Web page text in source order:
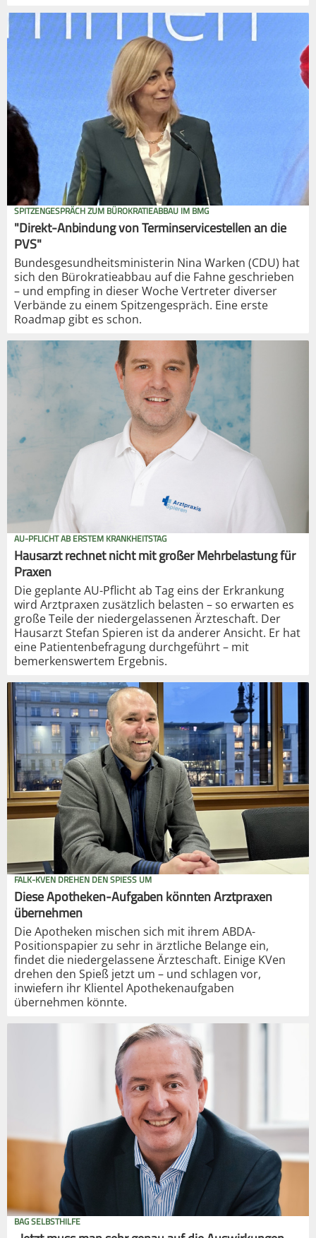
SPITZENGESPRÄCH ZUM BÜROKRATIEABBAU IM BMG
"Direkt-Anbindung von Terminservicestellen an die
PVS"
Bundesgesundheitsministerin Nina Warken (CDU) hat
sich den Bürokratieabbau auf die Fahne geschrieben
– und empfing in dieser Woche Vertreter diverser
Verbände zu einem Spitzengespräch. Eine erste
Roadmap gibt es schon.
AU-PFLICHT AB ERSTEM KRANKHEITSTAG
Hausarzt rechnet nicht mit großer Mehrbelastung für
Praxen
Die geplante AU-Pflicht ab Tag eins der Erkrankung
wird Arztpraxen zusätzlich belasten – so erwarten es
große Teile der niedergelassenen Ärzteschaft. Der
Hausarzt Stefan Spieren ist da anderer Ansicht. Er hat
eine Patientenbefragung durchgeführt – mit
bemerkenswertem Ergebnis.
FALK-KVEN DREHEN DEN SPIESS UM
Diese Apotheken-Aufgaben könnten Arztpraxen
übernehmen
Die Apotheken mischen sich mit ihrem ABDA-
Positionspapier zu sehr in ärztliche Belange ein,
findet die niedergelassene Ärzteschaft. Einige KVen
drehen den Spieß jetzt um – und schlagen vor,
inwiefern ihr Klientel Apothekenaufgaben
übernehmen könnte.
BAG SELBSTHILFE